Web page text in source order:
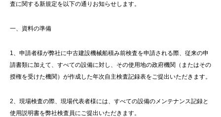
査に関する新規定を以下の通りお知らせします。
一、資料の準備
1、申請者様が弊社に中古建設機械船積み前検査を申請される際、従来の申
請書類に加えて、すべての設備に対し、その使用地の政府機関（またはその
授権を受けた機関）が作成した年次自主検査記録表をご提出いただきます。
2、現場検査の際、現場代表者様には、すべての設備のメンテナンス記録と
使用説明書を弊社検査員にご提出いただきます。